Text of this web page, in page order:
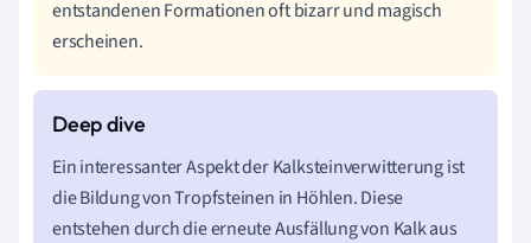
entstandenen Formationen oft bizarr und magisch
erscheinen.
Ein interessanter Aspekt der Kalksteinverwitterung ist
die Bildung von Tropfsteinen in Höhlen. Diese
entstehen durch die erneute Ausfällung von Kalk aus